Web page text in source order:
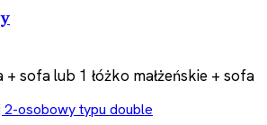
+ sofa lub 1 łóżko małżeńskie + sofa